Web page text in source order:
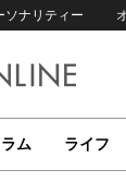
ソナリティー
ム ライフ